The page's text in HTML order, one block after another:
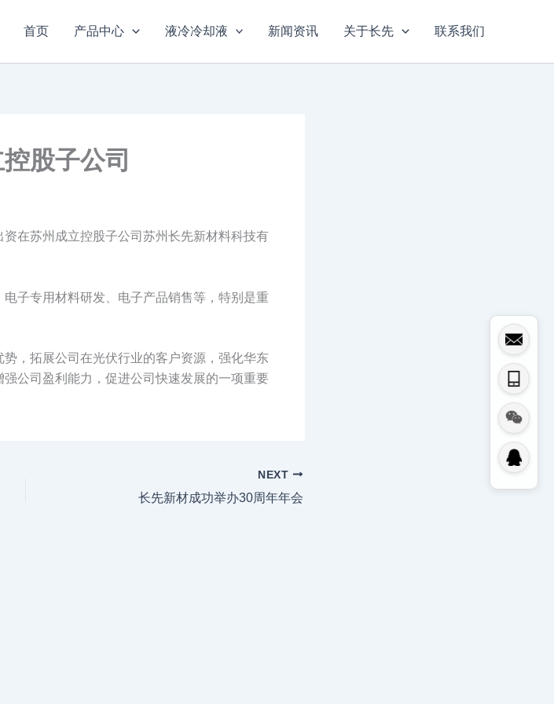
首页 产品中心 液冷冷却液 新闻资讯 关于长先 联系我们
股子公司
在苏州成立控股子公司苏州长先新材料科技有
子专用材料研发、电子产品销售等，特别是重
，拓展公司在光伏行业的客户资源，强化华东
公司盈利能力，促进公司快速发展的一项重要
NEXT
长先新材成功举办30周年年会